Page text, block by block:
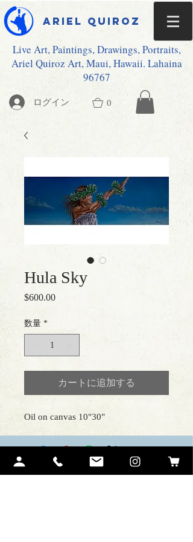
Ariel Quiroz
Live Art, Paintings, Drawings, Portraits,
Ariel Quiroz Art, Maui, Hawaii. Lahaina
96767
ログイン 0
Hula Sky
$600.00価
数量 *
カートに追加する
Oil on canvas 10"30"
Contact Me